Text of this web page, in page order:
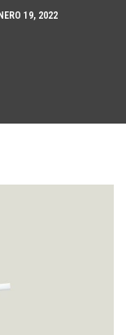
19, 2022